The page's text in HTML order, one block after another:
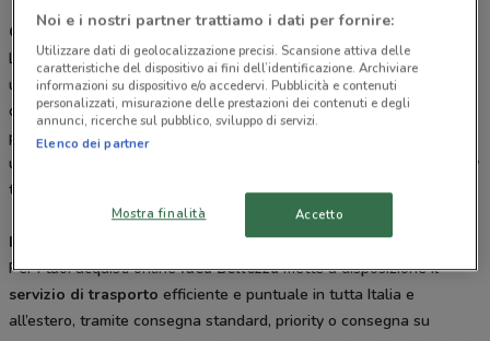
Qualità e convenienza
La caratteristica di questi negozi è quella di offrire ai propri clienti
una vera e propria esperienza di bellezza. Il personale altamente
qualificato nel settorebeautysaprà consigliarti nella scelta dei
prodotti, offrendoti anche
unghie,
e creme di bellezza delle migliori marche, da Lively
troverai sempre ciò che cerchi.
Idea Bellezza servizi
Per i tuoi acquisti onlineIdea Bellezzamette a disposizione il
servizio di trasporto efficiente e puntuale in tutta Italia e
all’estero, tramite consegna standard, priority o consegna su
Noi e i nostri partner trattiamo i dati per fornire:
Utilizzare dati di geolocalizzazione precisi. Scansione attiva delle
caratteristiche del dispositivo ai fini dell’identificazione. Archiviare
informazioni su dispositivo e/o accedervi. Pubblicità e contenuti
personalizzati, misurazione delle prestazioni dei contenuti e degli
annunci, ricerche sul pubblico, sviluppo di servizi.
Elenco dei partner
Mostra finalità Accetto